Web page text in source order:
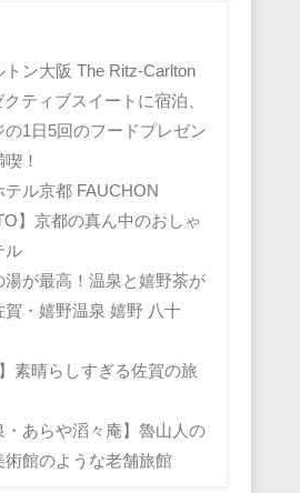
トン大阪 The Ritz-Carlton
ティブスイートに宿泊、
の1日5回のフードプレゼン
！
テル京都 FAUCHON
】京都の真ん中のおしゃ
ル
湯が最高！温泉と嬉野茶が
賀・嬉野温泉 嬉野 八十
素晴らしすぎる佐賀の旅
・あらや滔々庵】魯山人の
館のような老舗旅館